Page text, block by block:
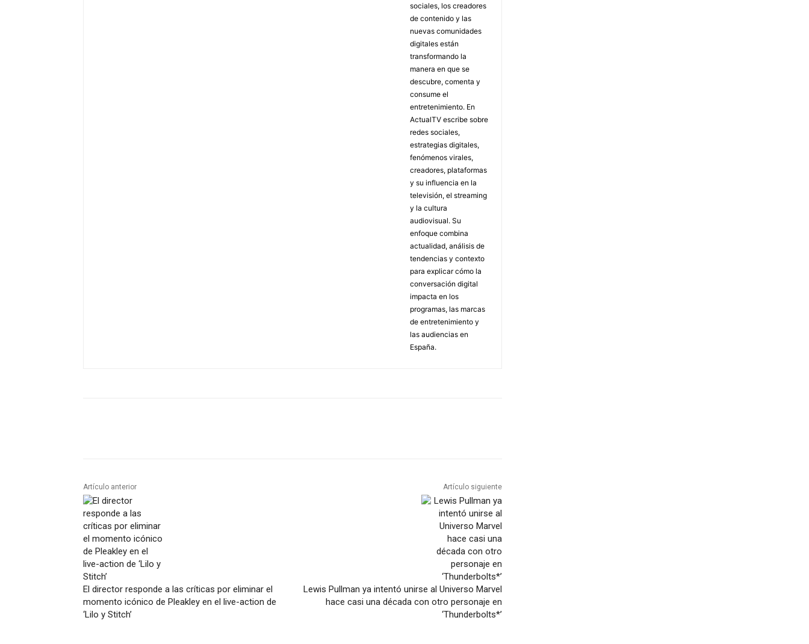
sociales, los creadores
de contenido y las
nuevas comunidades
digitales están
transformando la
manera en que se
descubre, comenta y
consume el
entretenimiento. En
ActualTV escribe sobre
redes sociales,
estrategias digitales,
fenómenos virales,
creadores, plataformas
y su influencia en la
televisión, el streaming
y la cultura
audiovisual. Su
enfoque combina
actualidad, análisis de
tendencias y contexto
para explicar cómo la
conversación digital
impacta en los
programas, las marcas
de entretenimiento y
las audiencias en
España.
Artículo anterior
El director responde a las críticas por eliminar el
momento icónico de Pleakley en el live-action de
‘Lilo y Stitch’
Artículo siguiente
Lewis Pullman ya intentó unirse al Universo Marvel
hace casi una década con otro personaje en
‘Thunderbolts*’